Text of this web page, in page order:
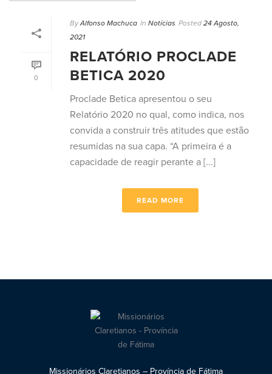
0
By Alfonso Machuca In Notícias Posted 24 Agosto,
2021
RELATÓRIO PROCLADE
BETICA 2020
Proclade Betica apresentou o seu
Relatório 2020 no qual, como indica, nos
convida a construir três atitudes que estão
resumidas na sua capa. “A primeira é a
capacidade de reagir perante a [...]
READ MORE
Missionários Claretianos – Província de Fátima